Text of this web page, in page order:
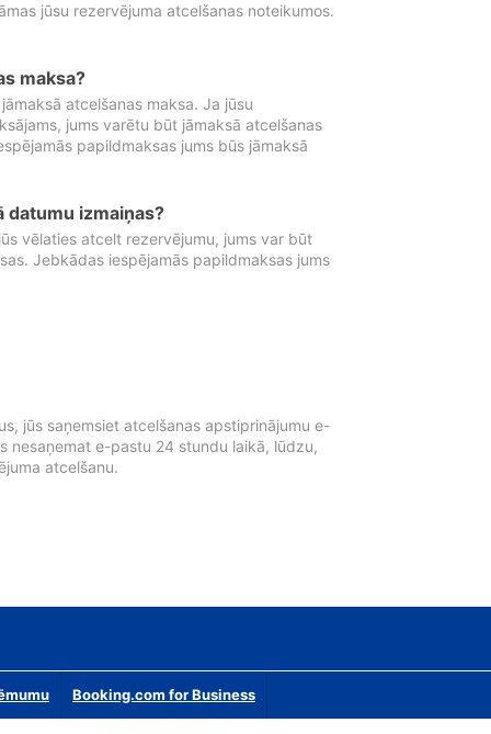
jūsu rezervējuma atcelšanas noteikumos.
maksa?
atcelšanas maksa. Ja jūsu
jums varētu būt jāmaksā atcelšanas
papildmaksas jums būs jāmaksā
datumu izmaiņas?
vēlaties atcelt rezervējumu, jums var būt
Jebkādas iespējamās papildmaksas jums
jūs saņemsiet atcelšanas apstiprinājumu e-
nesaņemat e-pastu 24 stundu laikā, lūdzu,
atcelšanu.
Booking.com for Business